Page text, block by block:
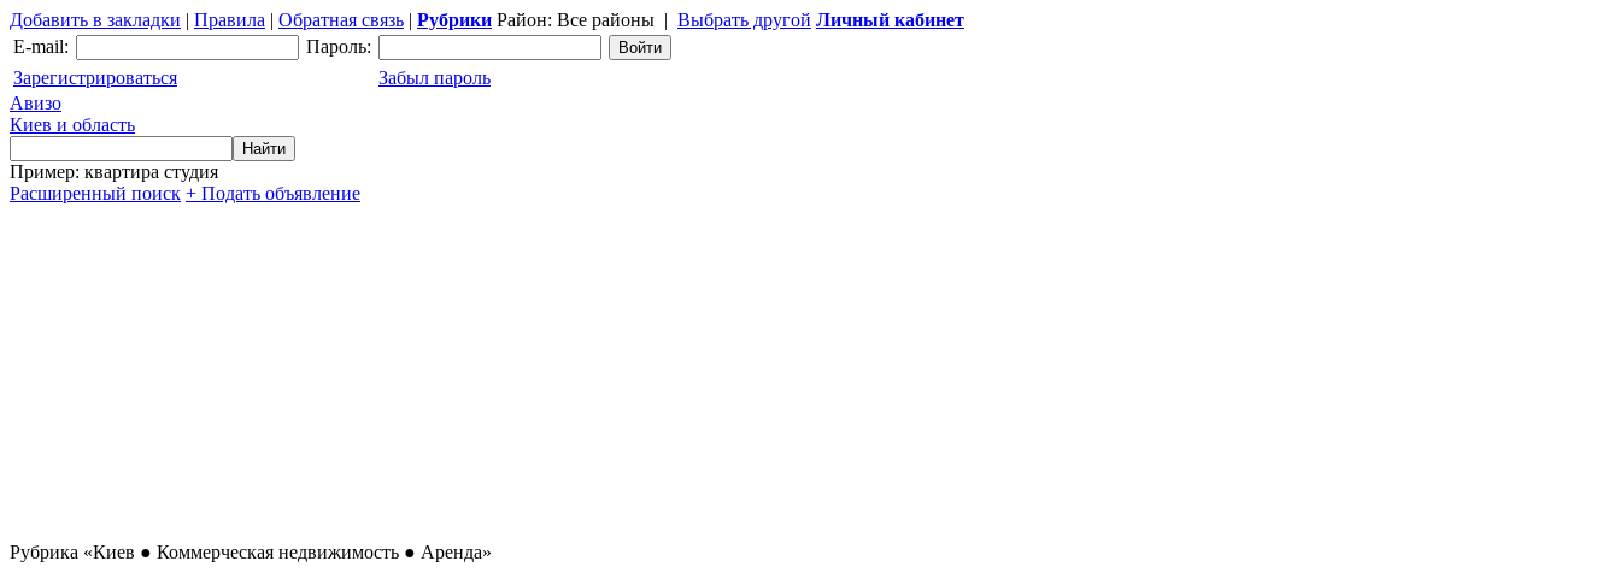
Добавить в закладки | Правила | Обратная связь | Рубрики Район: Все районы | Выбрать другой Личный кабинет
E-mail:
Пароль:
Зарегистрироваться
Забыл пароль
Авизо
Киев и область
Пример: квартира студия
Расширенный поиск + Подать объявление
Рубрика «Киев ● Коммерческая недвижимость ● Аренда»